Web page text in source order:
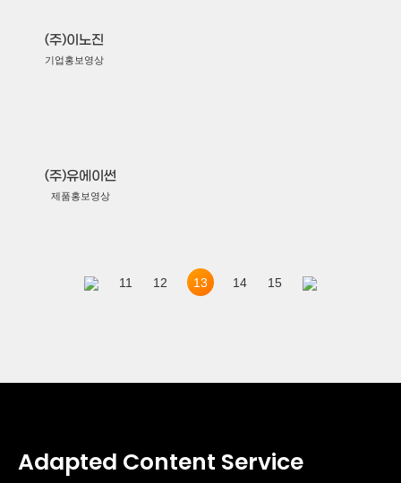
(주)이노진
기업홍보영상
(주)유에이썬
제품홍보영상
11 12 13 14 15
Adapted Content Service